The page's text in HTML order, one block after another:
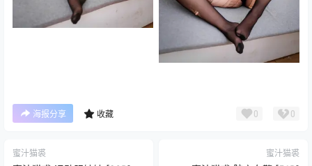
海报分享 收藏 0 0
蜜汁猫裘 蜜汁猫裘